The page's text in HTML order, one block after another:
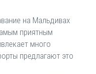
на Мальдивах
приятным
много
предлагают это